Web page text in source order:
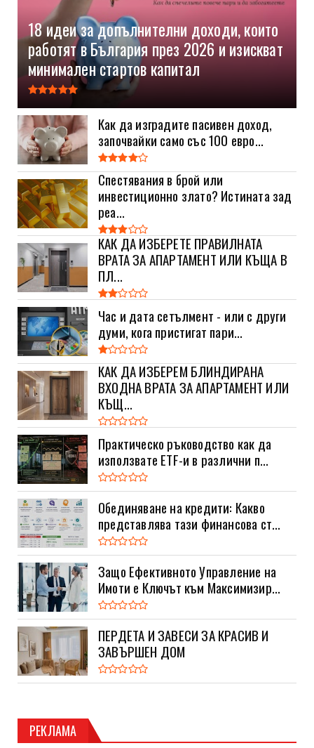
18 идеи за допълнителни доходи, които
работят в България през 2026 и изискват
минимален стартов капитал
Как да изградите пасивен доход,
започвайки само със 100 евро...
Спестявания в брой или
инвестиционно злато? Истината зад
реа...
КАК ДА ИЗБЕРЕТЕ ПРАВИЛНАТА
ВРАТА ЗА АПАРТАМЕНТ ИЛИ КЪЩА В
ПЛ...
Час и дата сетълмент - или с други
думи, кога пристигат пари...
КАК ДА ИЗБЕРЕМ БЛИНДИРАНА
ВХОДНА ВРАТА ЗА АПАРТАМЕНТ ИЛИ
КЪЩ...
Практическо ръководство как да
използвате ETF-и в различни п...
Обединяване на кредити: Какво
представлява тази финансова ст...
Защо Ефективното Управление на
Имоти е Ключът към Максимизир...
ПЕРДЕТА И ЗАВЕСИ ЗА КРАСИВ И
ЗАВЪРШЕН ДОМ
РЕКЛАМА